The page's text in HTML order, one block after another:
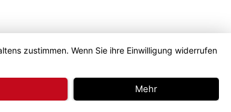
zustimmen. Wenn Sie ihre Einwilligung widerrufen
Mehr